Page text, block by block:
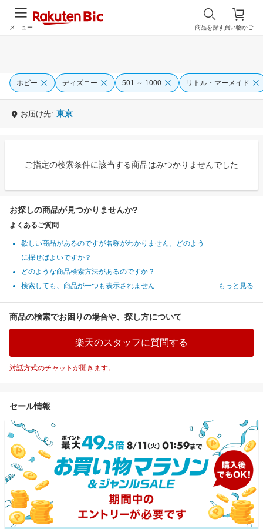
買い物かご
商品を探す
メニュー
ホビー ディズニー 501 ～ 1000 リトル・マーメイド
お届け先: 東京
ご指定の検索条件に該当する商品はみつかりませんでした
お探しの商品が見つかりませんか?
よくあるご質問
欲しい商品があるのですが名称がわかりません。どのよう
に探せばよいですか？
どのような商品検索方法があるのですか？
検索しても、商品が一つも表示されません
もっと見る
商品の検索でお困りの場合や、探し方について
楽天のスタッフに質問する
対話方式のチャットが開きます。
セール情報